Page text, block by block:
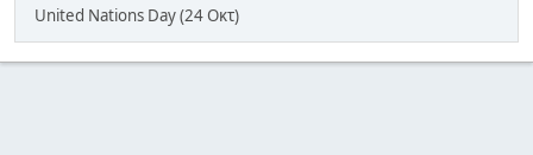
United Nations Day (24 Οκτ)